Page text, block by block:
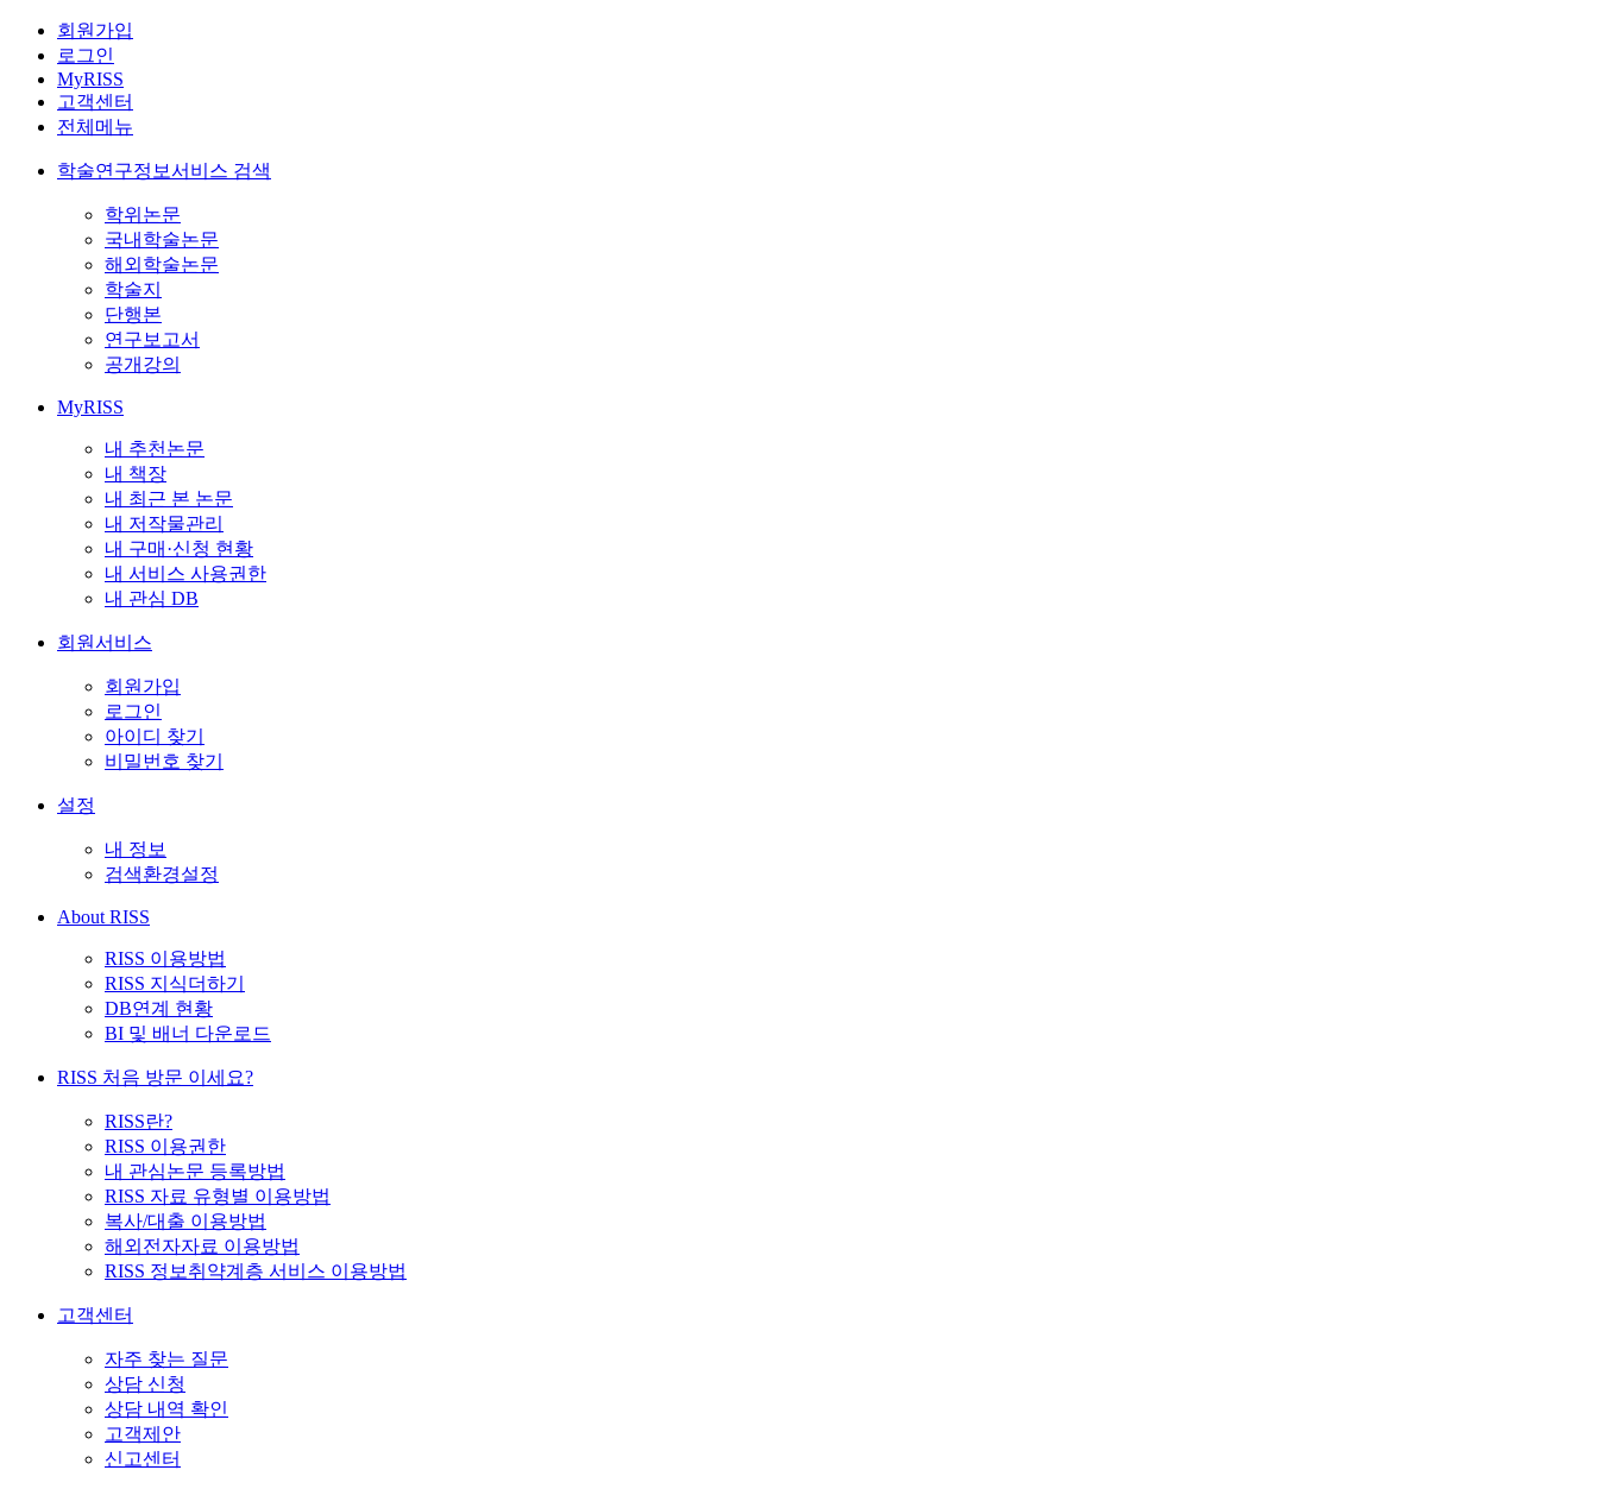
회원가입
로그인
MyRISS
고객센터
전체메뉴
학술연구정보서비스 검색
학위논문
국내학술논문
해외학술논문
학술지
단행본
연구보고서
공개강의
MyRISS
내 추천논문
내 책장
내 최근 본 논문
내 저작물관리
내 구매·신청 현황
내 서비스 사용권한
내 관심 DB
회원서비스
회원가입
로그인
아이디 찾기
비밀번호 찾기
설정
내 정보
검색환경설정
About RISS
RISS 이용방법
RISS 지식더하기
DB연계 현황
BI 및 배너 다운로드
RISS 처음 방문 이세요?
RISS란?
RISS 이용권한
내 관심논문 등록방법
RISS 자료 유형별 이용방법
복사/대출 이용방법
해외전자자료 이용방법
RISS 정보취약계층 서비스 이용방법
고객센터
자주 찾는 질문
상담 신청
상담 내역 확인
고객제안
신고센터